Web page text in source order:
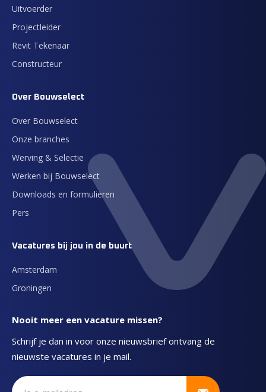
Uitvoerder
Projectleider
Revit Tekenaar
Constructeur
Over Bouwselect
Over Bouwselect
Onze branches
Werving & Selectie
Werken bij Bouwselect
Downloads en formulieren
Pers
Vacatures bij jou in de buurt
Amsterdam
Groningen
Nooit meer een vacature missen?
Schrijf je dan in voor onze nieuwsbrief ontvang de
nieuwste vacatures in je mail.